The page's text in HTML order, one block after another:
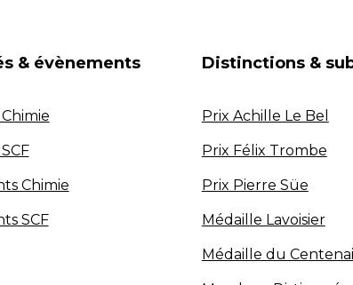
& évènements
Chimie
SCF
Distinctions &
Prix Achille Le Bel
Prix Félix Trombe
Prix Pierre Süe
Médaille Lavoisier
Médaille du